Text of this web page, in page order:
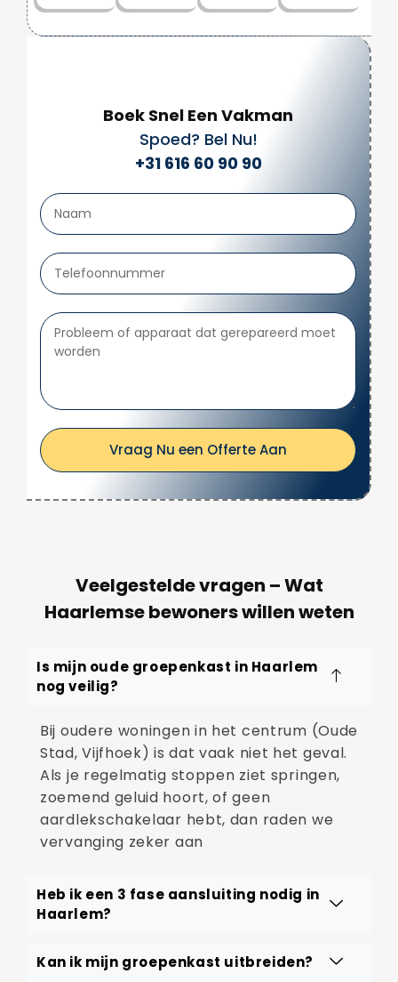
Boek Snel Een Vakman
Spoed? Bel Nu!
+31 616 60 90 90
Vraag Nu een Offerte Aan
Veelgestelde vragen – Wat
Haarlemse bewoners willen weten
Is mijn oude groepenkast in Haarlem
nog veilig?
Bij oudere woningen in het centrum (Oude
Stad, Vijfhoek) is dat vaak niet het geval.
Als je regelmatig stoppen ziet springen,
zoemend geluid hoort, of geen
aardlekschakelaar hebt, dan raden we
vervanging zeker aan
Heb ik een 3 fase aansluiting nodig in
Haarlem?
Kan ik mijn groepenkast uitbreiden?